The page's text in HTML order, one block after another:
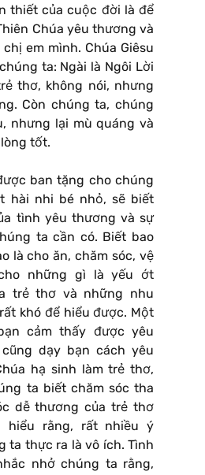
thiết của cuộc đời là để
Chúa yêu thương và
em mình. Chúa Giêsu
ta: Ngài là Ngôi Lời
thơ, không nói, nhưng
Còn chúng ta, chúng
nhưng lại mù quáng và
tốt.
ban tặng cho chúng
hài nhi bé nhỏ, sẽ biết
tình yêu thương và sự
ta cần có. Biết bao
là cho ăn, chăm sóc, vệ
những gì là yếu ớt
trẻ thơ và những nhu
khó để hiểu được. Một
cảm thấy được yêu
dạy bạn cách yêu
hạ sinh làm trẻ thơ,
ta biết chăm sóc tha
dễ thương của trẻ thơ
hiểu rằng, rất nhiều ý
ta thực ra là vô ích. Tình
nhở chúng ta rằng,